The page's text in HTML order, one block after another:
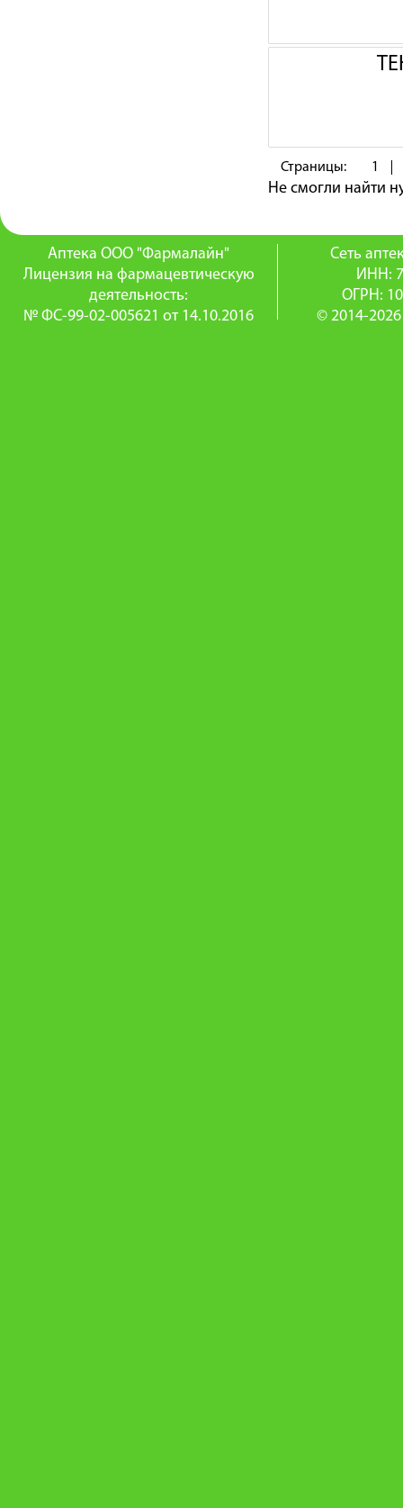
Страницы: 1
Не смогли найти
Аптека ООО "Фармалайн"
Лицензия на фармацевтическую
деятельность:
№ ФС-99-02-005621 от 14.10.2016
Сеть
ИНН:
ОГРН:
© 2014-